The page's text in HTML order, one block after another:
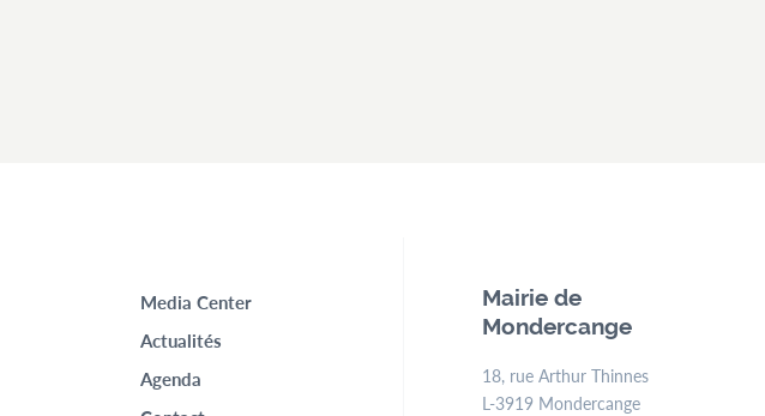
Mairie de
Mondercange
18, rue Arthur Thinnes
L-3919 Mondercange
Top
menu
Media Center
Actualités
Agenda